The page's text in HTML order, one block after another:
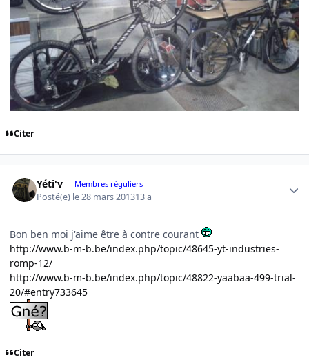
Citer
Yéti'v Membres réguliers
Posté(e) le 28 mars 201313 a
Bon ben moi j'aime être à contre courant
http://www.b-m-b.be/index.php/topic/48645-yt-industries-
romp-12/
http://www.b-m-b.be/index.php/topic/48822-yaabaa-499-trial-
20/#entry733645
Citer